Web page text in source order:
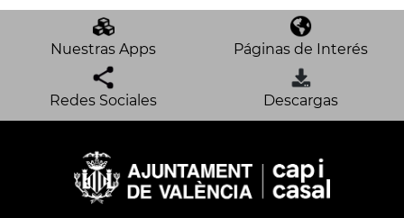
Nuestras Apps Páginas de Interés
Redes Sociales Descargas